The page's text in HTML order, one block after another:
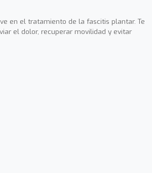
en el tratamiento de la fascitis plantar. Te
el dolor, recuperar movilidad y evitar